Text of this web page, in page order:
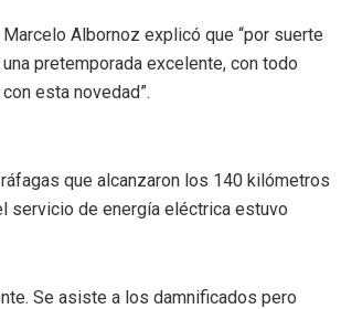
Albornoz explicó que “por suerte
pretemporada excelente, con todo
esta novedad”.
que alcanzaron los 140 kilómetros
servicio de energía eléctrica estuvo
Se asiste a los damnificados pero